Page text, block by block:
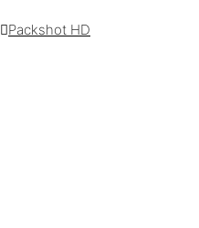
Packshot HD